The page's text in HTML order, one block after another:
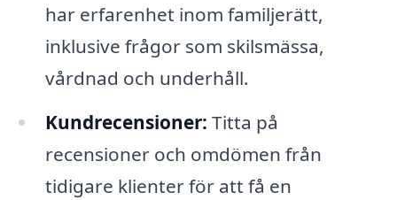
har erfarenhet inom familjerätt,
inklusive frågor som skilsmässa,
vårdnad och underhåll.
Kundrecensioner: Titta på
recensioner och omdömen från
tidigare klienter för att få en